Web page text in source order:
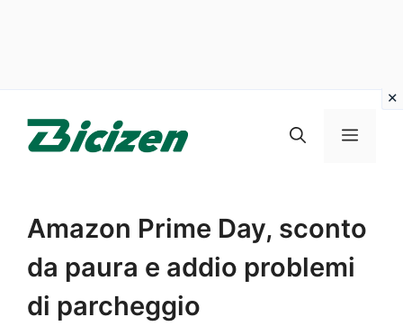
Menu
Amazon Prime Day, sconto
da paura e addio problemi
di parcheggio